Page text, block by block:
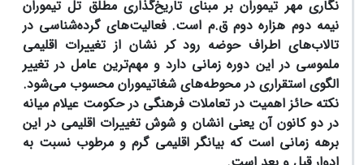
نگاری مهر تیموران بر مبنای تاریخ‌گذاری مطلق تل تیموران
نیمه دوم هزاره دوم ق.م است. فعالیت‌های گرده‌شناسی در
تالاب‌های اطراف حوضه رود کر نشان از تغییرات اقلیمی
ملموسی در این دوره زمانی دارد و مهم‌ترین عامل در تغییر
الگوی استقراری در محوطه‌های شغاتیموران محسوب می‌شود.
نکته حائز اهمیت در تعاملات فرهنگی در حکومت عیلام میانه
در دو کانون آن یعنی انشان و شوش تغییرات اقلیمی در این
برهه زمانی است که بیانگر اقلیمی گرم و مرطوب نسبت به